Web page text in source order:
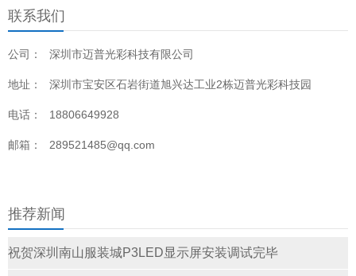
联系我们
公司： 深圳市迈普光彩科技有限公司
地址： 深圳市宝安区石岩街道旭兴达工业2栋迈普光彩科技园
电话： 18806649928
邮箱： 289521485@qq.com
推荐新闻
祝贺深圳南山服装城P3LED显示屏安装调试完毕